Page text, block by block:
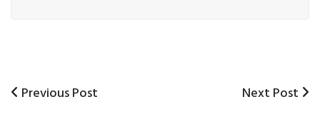
Post
Previous
Previous Post
Next
Next Post